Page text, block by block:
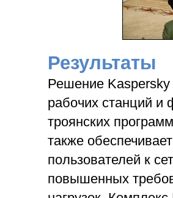
Результаты
Решение
рабочих станций и
троянских
также
пользователей к
повышенных